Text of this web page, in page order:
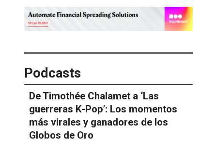
Podcasts
De Timothée Chalamet a ‘Las
guerreras K-Pop’: Los momentos
más virales y ganadores de los
Globos de Oro